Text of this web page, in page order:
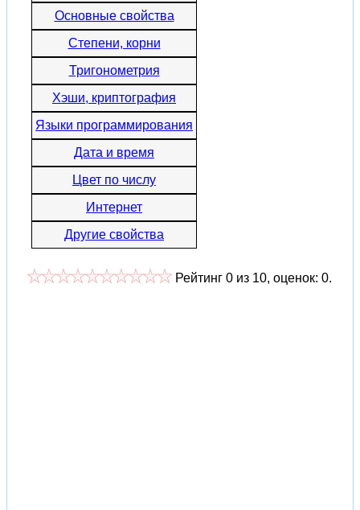
Основные свойства
Степени, корни
Тригонометрия
Хэши, криптография
Языки программирования
Дата и время
Цвет по числу
Интернет
Другие свойства
Рейтинг 0 из 10, оценок: 0.